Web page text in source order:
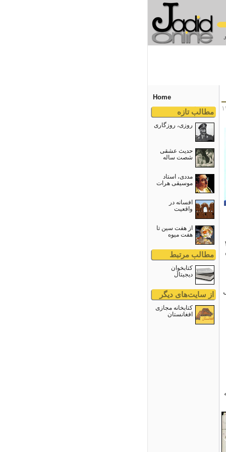
Home
مطالب تازه
روزی، روزگاری
حدیث عشقی
شصت ساله
مددی، استاد
موسیقی هرات
افسانه در
واقعیت
از هفت سین تا
هفت میوه
مطالب مرتبط
کتابخوان
دیجیتال
از سایت‌های دیگر
کتابخانه مجازى
افغانستان